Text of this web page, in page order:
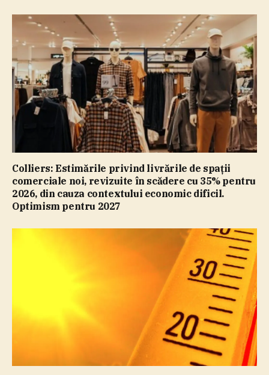
Colliers: Estimările privind livrările de spaţii
comerciale noi, revizuite în scădere cu 35% pentru
2026, din cauza contextului economic dificil.
Optimism pentru 2027